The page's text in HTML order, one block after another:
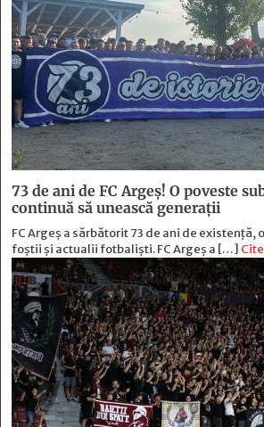
73 de ani de FC Argeş! O poveste
continuă să unească generaţii
FC Argeș a sărbătorit 73 de ani de existență,
foștii și actualii fotbaliști. FC Argeș a […]